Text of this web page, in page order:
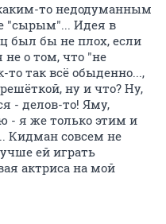
то недодуманным
"сырым"... Идея в
был бы не плох, если
не о том, что "не
то так всё обыденно...,
ну и что? Ну,
- делов-то! Яму,
- я же только этим и
Кидман совсем не
ей играть
актриса на мой